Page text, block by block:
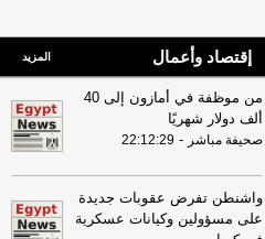
إقتصاد وأعمال المزيد
من موظفة في أمازون إلى 40
ألف دولار شهريًا
صحيفة مباشر -
22:12:29
واشنطن تفرض عقوبات جديدة
على مسؤولين وكيانات عسكرية